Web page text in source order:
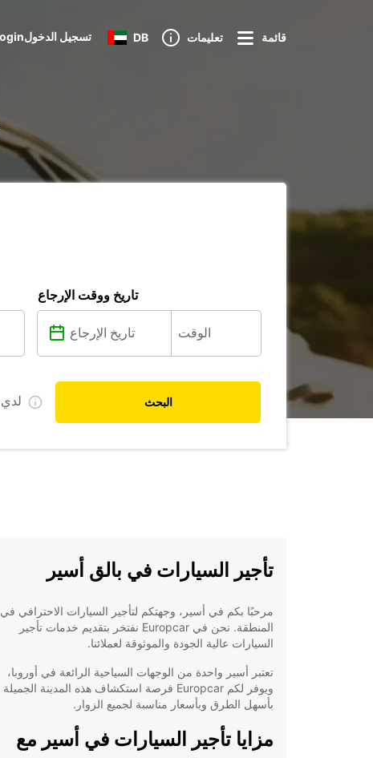
Loginتسجيل الدخول DB تعليمات قائمة
تاريخ ووقت الإرجاع
لدي البحث
تأجير السيارات في بالق أسير
مرحبًا بكم في أسير، وجهتكم لتأجير السيارات الاحترافي في
المنطقة. نحن في Europcar نفتخر بتقديم خدمات تأجير
السيارات عالية الجودة والموثوقة لعملائنا.
تعتبر أسير واحدة من الوجهات السياحية الرائعة في أوروبا،
ويوفر لكم Europcar فرصة استكشاف هذه المدينة الجميلة
بأسهل الطرق وبأسعار مناسبة لجميع الزوار.
مزايا تأجير السيارات في أسير مع